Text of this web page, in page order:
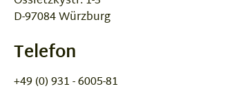
D-97084 Würzburg
Telefon
+49 (0) 931 - 6005-81